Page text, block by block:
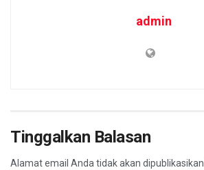
admin
Tinggalkan Balasan
Alamat email Anda tidak akan dipublikasikan.